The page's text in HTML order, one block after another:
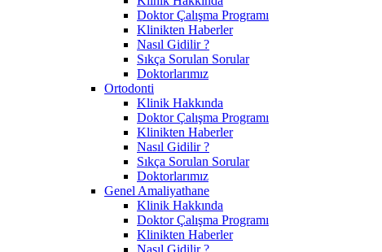
Doktor Çalışma Programı
Klinikten Haberler
Nasıl Gidilir ?
Sıkça Sorulan Sorular
Doktorlarımız
Ortodonti
Klinik Hakkında
Doktor Çalışma Programı
Klinikten Haberler
Nasıl Gidilir ?
Sıkça Sorulan Sorular
Doktorlarımız
Genel Amaliyathane
Klinik Hakkında
Doktor Çalışma Programı
Klinikten Haberler
Nasıl Gidilir ?